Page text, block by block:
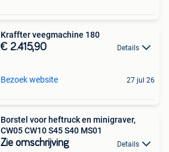
Kraffter veegmachine 180
€ 2.415,90 Details
Bezoek website 27 jul 26
Borstel voor heftruck en minigraver,
CW05 CW10 S45 S40 MS01
Zie omschrijving Details